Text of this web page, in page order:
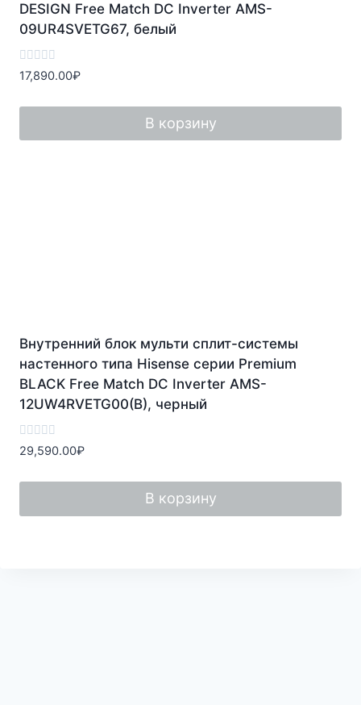
DESIGN Free Match DC Inverter AMS-
09UR4SVETG67, белый
Оценка
0
5
17,890.00₽
В корзину
Внутренний блок мульти сплит-системы
настенного типа Hisense серии Premium
BLACK Free Match DC Inverter AMS-
12UW4RVETG00(B), черный
Оценка
0
5
29,590.00₽
В корзину